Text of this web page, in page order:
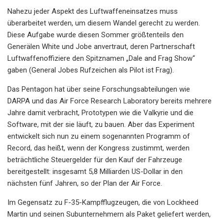
Nahezu jeder Aspekt des Luftwaffeneinsatzes muss
überarbeitet werden, um diesem Wandel gerecht zu werden.
Diese Aufgabe wurde diesen Sommer größtenteils den
Generälen White und Jobe anvertraut, deren Partnerschaft
Luftwaffenoffiziere den Spitznamen „Dale and Frag Show“
gaben (General Jobes Rufzeichen als Pilot ist Frag).
Das Pentagon hat über seine Forschungsabteilungen wie
DARPA und das Air Force Research Laboratory bereits mehrere
Jahre damit verbracht, Prototypen wie die Valkyrie und die
Software, mit der sie läuft, zu bauen. Aber das Experiment
entwickelt sich nun zu einem sogenannten Programm of
Record, das heißt, wenn der Kongress zustimmt, werden
beträchtliche Steuergelder für den Kauf der Fahrzeuge
bereitgestellt: insgesamt 5,8 Milliarden US-Dollar in den
nächsten fünf Jahren, so der Plan der Air Force.
Im Gegensatz zu F-35-Kampfflugzeugen, die von Lockheed
Martin und seinen Subunternehmern als Paket geliefert werden,